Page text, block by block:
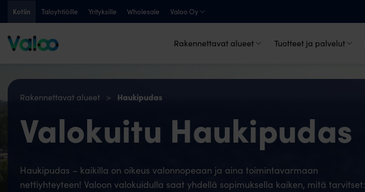
Kotiin Taloyhtiöille Yrityksille Wholesale Valoo Oy
Rakennettavat alueet Tuotteet ja palvelut
Rakennettavat alueet > Haukipudas
Valokuitu Haukipudas
Haukipudas – kaikilla on oikeus valonnopeaan ja aina toimintavarmaan
nettiyhteyteen! Valoon valokuidulla saat yhdellä sopimuksella kaiken, mitä tarvitset: